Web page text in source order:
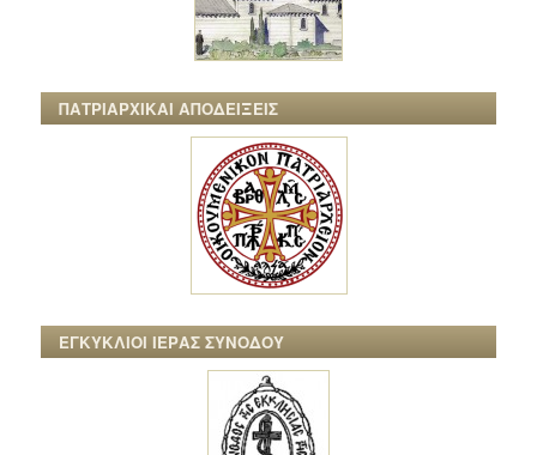
ΠΑΤΡΙΑΡΧΙΚΑΙ ΑΠΟΔΕΙΞΕΙΣ
ΕΓΚΥΚΛΙΟΙ ΙΕΡΑΣ ΣΥΝΟΔΟΥ